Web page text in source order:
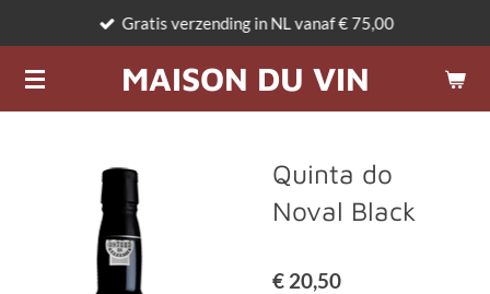
naar
de
MAISON DU VIN
Gratis verzending in NL vanaf € 75,00
Quinta do
Noval Black
€ 20,50